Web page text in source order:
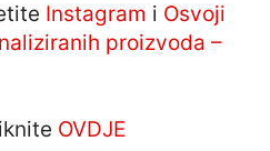
Instagram i Osvoji
proizvoda –
OVDJE